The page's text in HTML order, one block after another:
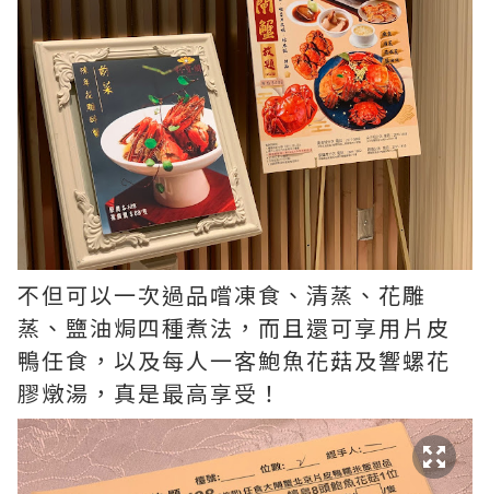
不但可以一次過品嚐凍食、清蒸、花雕
蒸、鹽油焗四種煮法，而且還可享用片皮
鴨任食，以及每人一客鮑魚花菇及響螺花
膠燉湯，真是最高享受！